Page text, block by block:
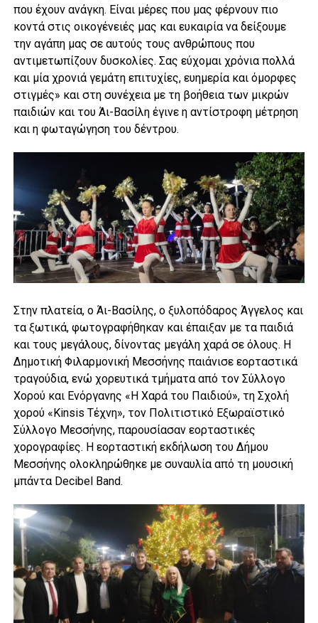
που έχουν ανάγκη. Είναι μέρες που μας φέρνουν πιο
κοντά στις οικογένειές μας και ευκαιρία να δείξουμε
την αγάπη μας σε αυτούς τους ανθρώπους που
αντιμετωπίζουν δυσκολίες. Σας εύχομαι χρόνια πολλά
και μία χρονιά γεμάτη επιτυχίες, ευημερία και όμορφες
στιγμές» και στη συνέχεια με τη βοήθεια των μικρών
παιδιών και του Άι-Βασίλη έγινε η αντίστροφη μέτρηση
και η φωταγώγηση του δέντρου.
Στην πλατεία, ο Άι-Βασίλης, ο ξυλοπόδαρος Άγγελος και
τα ξωτικά, φωτογραφήθηκαν και έπαιξαν με τα παιδιά
και τους μεγάλους, δίνοντας μεγάλη χαρά σε όλους. Η
Δημοτική Φιλαρμονική Μεσσήνης παιάνισε εορταστικά
τραγούδια, ενώ χορευτικά τμήματα από τον Σύλλογο
Χορού και Ενόργανης «Η Χαρά του Παιδιού», τη Σχολή
χορού «Kinsis Τέχνη», τον Πολιτιστικό Εξωραϊστικό
Σύλλογο Μεσσήνης, παρουσίασαν εορταστικές
χορογραφίες. Η εορταστική εκδήλωση του Δήμου
Μεσσήνης ολοκληρώθηκε με συναυλία από τη μουσική
μπάντα Decibel Band.